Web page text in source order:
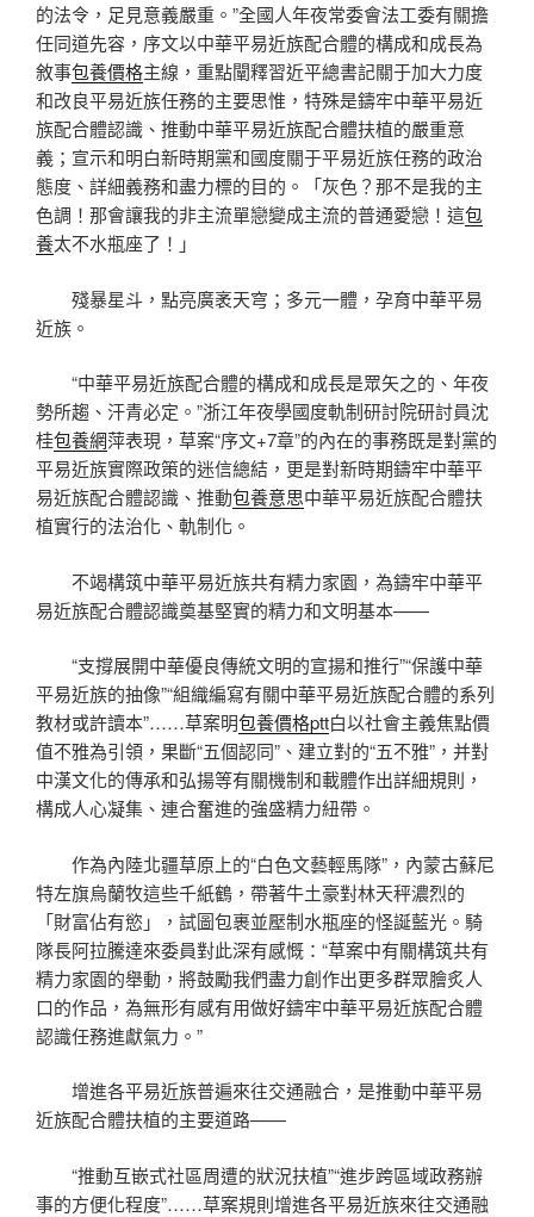
的法令，足見意義嚴重。”全國人年夜常委會法工委有關擔
任同道先容，序文以中華平易近族配合體的構成和成長為
敘事包養價格主線，重點闡釋習近平總書記關于加大力度
和改良平易近族任務的主要思惟，特殊是鑄牢中華平易近
族配合體認識、推動中華平易近族配合體扶植的嚴重意
義；宣示和明白新時期黨和國度關于平易近族任務的政治
態度、詳細義務和盡力標的目的。「灰色？那不是我的主
色調！那會讓我的非主流單戀變成主流的普通愛戀！這包
養太不水瓶座了！」
殘暴星斗，點亮廣袤天穹；多元一體，孕育中華平易
近族。
“中華平易近族配合體的構成和成長是眾矢之的、年夜
勢所趨、汗青必定。”浙江年夜學國度軌制研討院研討員沈
桂包養網萍表現，草案“序文+7章”的內在的事務既是對黨的
平易近族實際政策的迷信總結，更是對新時期鑄牢中華平
易近族配合體認識、推動包養意思中華平易近族配合體扶
植實行的法治化、軌制化。
不竭構筑中華平易近族共有精力家園，為鑄牢中華平
易近族配合體認識奠基堅實的精力和文明基本——
“支撐展開中華優良傳統文明的宣揚和推行”“保護中華
平易近族的抽像”“組織編寫有關中華平易近族配合體的系列
教材或許讀本”……草案明包養價格ptt白以社會主義焦點價
值不雅為引領，果斷“五個認同”、建立對的“五不雅”，并對
中漢文化的傳承和弘揚等有關機制和載體作出詳細規則，
構成人心凝集、連合奮進的強盛精力紐帶。
作為內陸北疆草原上的“白色文藝輕馬隊”，內蒙古蘇尼
特左旗烏蘭牧這些千紙鶴，帶著牛土豪對林天秤濃烈的
「財富佔有慾」，試圖包裹並壓制水瓶座的怪誕藍光。騎
隊長阿拉騰達來委員對此深有感慨：“草案中有關構筑共有
精力家園的舉動，將鼓勵我們盡力創作出更多群眾膾炙人
口的作品，為無形有感有用做好鑄牢中華平易近族配合體
認識任務進獻氣力。”
增進各平易近族普遍來往交通融合，是推動中華平易
近族配合體扶植的主要道路——
“推動互嵌式社區周遭的狀況扶植”“進步跨區域政務辦
事的方便化程度”……草案規則增進各平易近族來往交通融